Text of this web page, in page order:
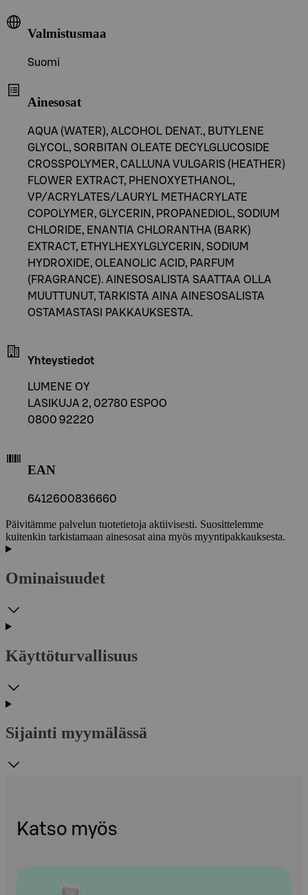
Valmistusmaa
Suomi
Ainesosat
AQUA (WATER), ALCOHOL DENAT., BUTYLENE
GLYCOL, SORBITAN OLEATE DECYLGLUCOSIDE
CROSSPOLYMER, CALLUNA VULGARIS (HEATHER)
FLOWER EXTRACT, PHENOXYETHANOL,
VP/ACRYLATES/LAURYL METHACRYLATE
COPOLYMER, GLYCERIN, PROPANEDIOL, SODIUM
CHLORIDE, ENANTIA CHLORANTHA (BARK)
EXTRACT, ETHYLHEXYLGLYCERIN, SODIUM
HYDROXIDE, OLEANOLIC ACID, PARFUM
(FRAGRANCE). AINESOSALISTA SAATTAA OLLA
MUUTTUNUT, TARKISTA AINA AINESOSALISTA
OSTAMASTASI PAKKAUKSESTA.
Yhteystiedot
LUMENE OY
LASIKUJA 2, 02780 ESPOO
0800 92220
EAN
6412600836660
Päivitämme palvelun tuotetietoja aktiivisesti. Suosittelemme
kuitenkin tarkistamaan ainesosat aina myös myyntipakkauksesta.
Ominaisuudet
Käyttöturvallisuus
Sijainti myymälässä
Katso myös